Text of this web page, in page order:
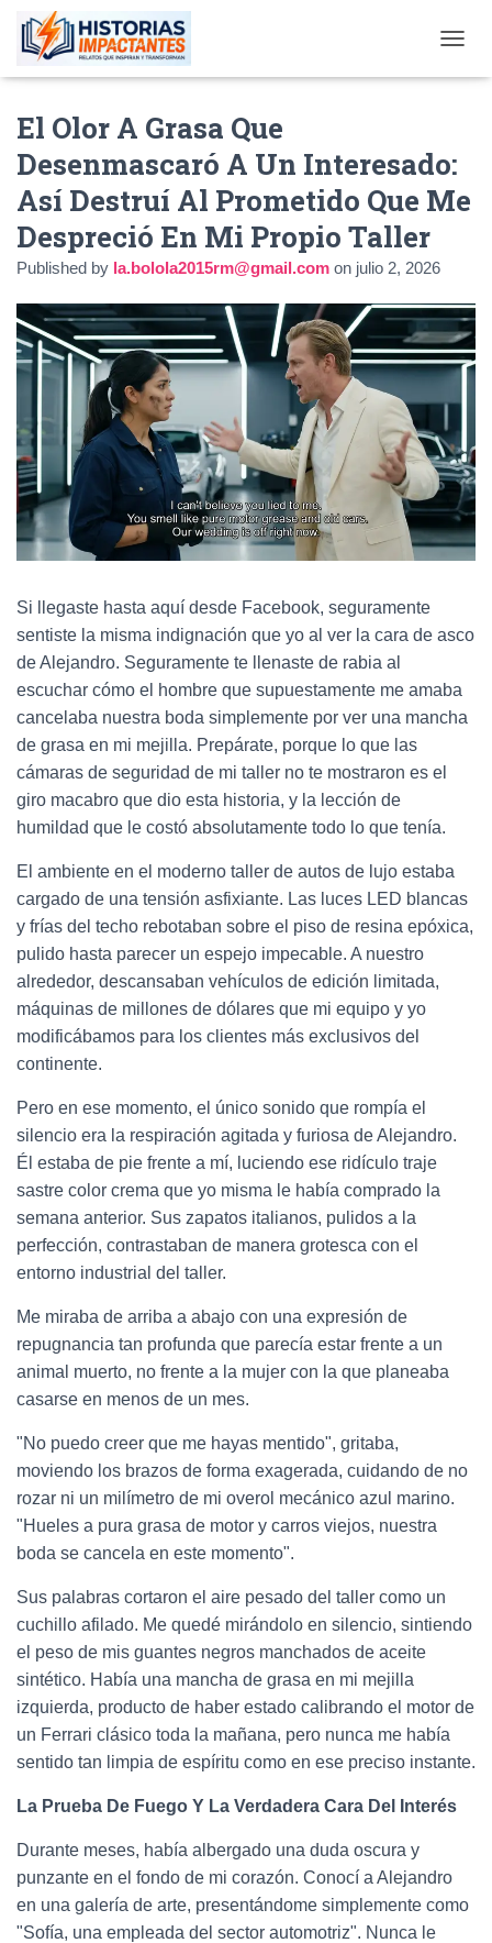
El Olor A Grasa Que
Desenmascaró A Un Interesado:
Así Destruí Al Prometido Que Me
Despreció En Mi Propio Taller
Published by la.bolola2015rm@gmail.com on julio 2, 2026
Si llegaste hasta aquí desde Facebook, seguramente
sentiste la misma indignación que yo al ver la cara de asco
de Alejandro. Seguramente te llenaste de rabia al
escuchar cómo el hombre que supuestamente me amaba
cancelaba nuestra boda simplemente por ver una mancha
de grasa en mi mejilla. Prepárate, porque lo que las
cámaras de seguridad de mi taller no te mostraron es el
giro macabro que dio esta historia, y la lección de
humildad que le costó absolutamente todo lo que tenía.
El ambiente en el moderno taller de autos de lujo estaba
cargado de una tensión asfixiante. Las luces LED blancas
y frías del techo rebotaban sobre el piso de resina epóxica,
pulido hasta parecer un espejo impecable. A nuestro
alrededor, descansaban vehículos de edición limitada,
máquinas de millones de dólares que mi equipo y yo
modificábamos para los clientes más exclusivos del
continente.
Pero en ese momento, el único sonido que rompía el
silencio era la respiración agitada y furiosa de Alejandro.
Él estaba de pie frente a mí, luciendo ese ridículo traje
sastre color crema que yo misma le había comprado la
semana anterior. Sus zapatos italianos, pulidos a la
perfección, contrastaban de manera grotesca con el
entorno industrial del taller.
Me miraba de arriba a abajo con una expresión de
repugnancia tan profunda que parecía estar frente a un
animal muerto, no frente a la mujer con la que planeaba
casarse en menos de un mes.
"No puedo creer que me hayas mentido", gritaba,
moviendo los brazos de forma exagerada, cuidando de no
rozar ni un milímetro de mi overol mecánico azul marino.
"Hueles a pura grasa de motor y carros viejos, nuestra
boda se cancela en este momento".
Sus palabras cortaron el aire pesado del taller como un
cuchillo afilado. Me quedé mirándolo en silencio, sintiendo
el peso de mis guantes negros manchados de aceite
sintético. Había una mancha de grasa en mi mejilla
izquierda, producto de haber estado calibrando el motor de
un Ferrari clásico toda la mañana, pero nunca me había
sentido tan limpia de espíritu como en ese preciso instante.
La Prueba De Fuego Y La Verdadera Cara Del Interés
Durante meses, había albergado una duda oscura y
punzante en el fondo de mi corazón. Conocí a Alejandro
en una galería de arte, presentándome simplemente como
"Sofía, una empleada del sector automotriz". Nunca le